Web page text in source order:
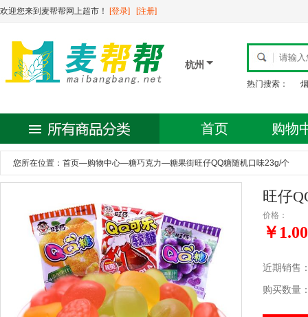
欢迎您来到麦帮帮网上超市！ [登录] [注册]
杭州
热门搜索： 烟
首页 购物
您所在位置： 首页—购物中心—糖巧克力—糖果街旺仔QQ糖随机口味23g/个
旺仔
价格：
￥1.00
近期销售
购买数量